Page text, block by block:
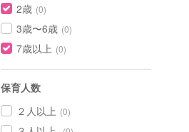
2歳 (0)
3歳〜6歳 (0)
7歳以上 (0)
保育人数
２人以上 (0)